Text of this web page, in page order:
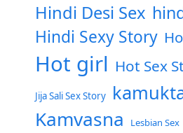
Hindi Desi Sex
Hindi Sexy Story
Hot girl Hot Sex
Jija Sali Sex Story
Kamvasna Lesbian Sex